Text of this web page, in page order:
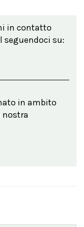
in contatto
su:
in ambito
nostra